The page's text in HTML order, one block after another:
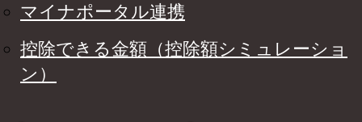
マイナポータル連携
控除できる金額（控除額シミュレーショ
ン）